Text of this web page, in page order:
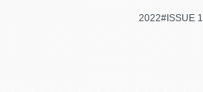
2022#ISSUE 1